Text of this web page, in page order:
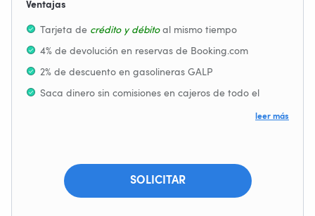
Ventajas
leer más
Tarjeta de crédito y débitoal mismo tiempo
4% de devolución en reservas de Booking.com
2% de descuento en gasolineras GALP
Saca dinero sin comisiones en cajeros de todo el
concesión de crédito, que está sujeto a la aprobación
SOLICITAR